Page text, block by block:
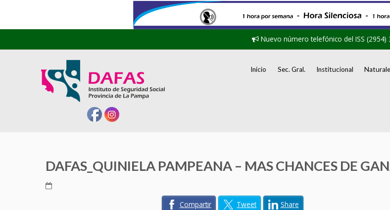
Nuevo número telefónico del ISS (2954)
Inicio Sec. Gral. Institucional
DAFAS_QUINIELA PAMPEANA – MAS CHANCES DE
Compartir Tweet Share